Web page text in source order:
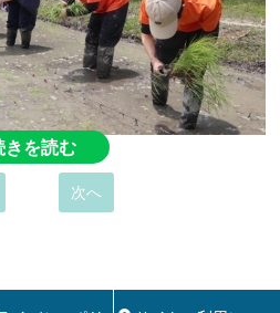
の古代稲作田植え
きを読む
次へ